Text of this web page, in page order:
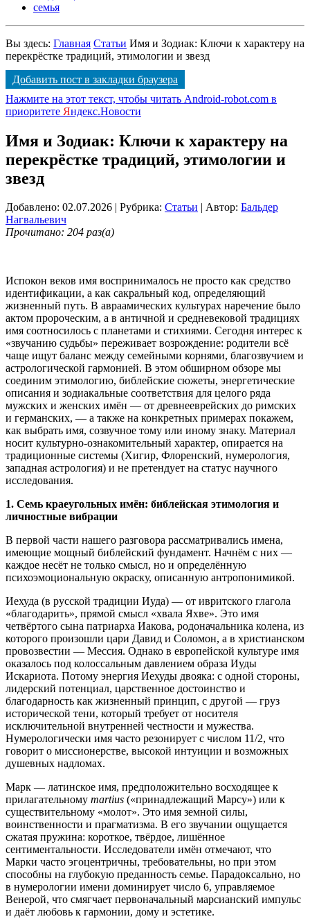
семья
Вы здесь: Главная Статьи Имя и Зодиак: Ключи к характеру на
перекрёстке традиций, этимологии и звезд
Добавить пост в закладки браузера
Нажмите на этот текст, чтобы читать Android-robot.com в
приоритете Яндекс.Новости
Имя и Зодиак: Ключи к характеру на
перекрёстке традиций, этимологии и
звезд
Добавлено: 02.07.2026 | Рубрика: Статьи | Автор: Бальдер
Нагвальевич
Прочитано: 204 раз(а)
Испокон веков имя воспринималось не просто как средство
идентификации, а как сакральный код, определяющий
жизненный путь. В авраамических культурах наречение было
актом пророческим, а в античной и средневековой традициях
имя соотносилось с планетами и стихиями. Сегодня интерес к
«звучанию судьбы» переживает возрождение: родители всё
чаще ищут баланс между семейными корнями, благозвучием и
астрологической гармонией. В этом обширном обзоре мы
соединим этимологию, библейские сюжеты, энергетические
описания и зодиакальные соответствия для целого ряда
мужских и женских имён — от древнееврейских до римских
и германских, — а также на конкретных примерах покажем,
как выбрать имя, созвучное тому или иному знаку. Материал
носит культурно-ознакомительный характер, опирается на
традиционные системы (Хигир, Флоренский, нумерология,
западная астрология) и не претендует на статус научного
исследования.
1. Семь краеугольных имён: библейская этимология и
личностные вибрации
В первой части нашего разговора рассматривались имена,
имеющие мощный библейский фундамент. Начнём с них —
каждое несёт не только смысл, но и определённую
психоэмоциональную окраску, описанную антропонимикой.
Иехуда (в русской традиции Иуда) — от ивритского глагола
«благодарить», прямой смысл «хвала Яхве». Это имя
четвёртого сына патриарха Иакова, родоначальника колена, из
которого произошли цари Давид и Соломон, а в христианском
провозвестии — Мессия. Однако в европейской культуре имя
оказалось под колоссальным давлением образа Иуды
Искариота. Потому энергия Иехуды двояка: с одной стороны,
лидерский потенциал, царственное достоинство и
благодарность как жизненный принцип, с другой — груз
исторической тени, который требует от носителя
исключительной внутренней честности и мужества.
Нумерологически имя часто резонирует с числом 11/2, что
говорит о миссионерстве, высокой интуиции и возможных
душевных надломах.
Марк — латинское имя, предположительно восходящее к
прилагательному martius («принадлежащий Марсу») или к
существительному «молот». Это имя земной силы,
воинственности и прагматизма. В его звучании ощущается
сжатая пружина: короткое, твёрдое, лишённое
сентиментальности. Исследователи имён отмечают, что
Марки часто эгоцентричны, требовательны, но при этом
способны на глубокую преданность семье. Парадоксально, но
в нумерологии имени доминирует число 6, управляемое
Венерой, что смягчает первоначальный марсианский импульс
и даёт любовь к гармонии, дому и эстетике.